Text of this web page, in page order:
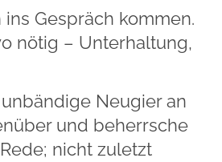
Gespräch kommen.
nötig – Unterhaltung,
Neugier an
und beherrsche
nicht zuletzt